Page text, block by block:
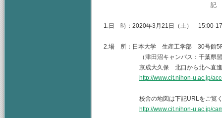
記
1.日 時：2020年3月21日（土） 15:00-
2.場 所：日本大学 生産工学部 30号館
（津田沼キャンパス：千葉県習志
京成大久保 北口から北へ直進
http://www.cit.nihon-u.ac.jp/
校舎の地図は下記URLをご覧くだ
http://www.cit.nihon-u.ac.jp/